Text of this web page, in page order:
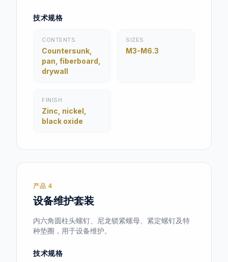
技术规格
CONTENTS
Countersunk,
pan, fiberboard,
drywall
SIZES
M3-M6.3
FINISH
Zinc, nickel,
black oxide
产品 4
设备维护套装
内六角圆柱头螺钉、尼龙锁紧螺母、紧定螺钉及特
种垫圈，用于设备维护。
技术规格